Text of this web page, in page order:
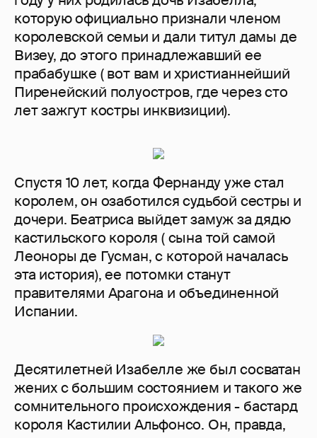
которую официально признали членом
королевской семьи и дали титул дамы де
Визеу, до этого принадлежавший ее
прабабушке ( вот вам и христианнейший
Пиренейский полуостров, где через сто
лет зажгут костры инквизиции).
Спустя 10 лет, когда Фернанду уже стал
королем, он озаботился судьбой сестры и
дочери. Беатриса выйдет замуж за дядю
кастильского короля ( сына той самой
Леоноры де Гусман, с которой началась
эта история), ее потомки станут
правителями Арагона и объединенной
Испании.
Десятилетней Изабелле же был сосватан
жених с большим состоянием и такого же
сомнительного происхождения - бастард
короля Кастилии Альфонсо. Он, правда,